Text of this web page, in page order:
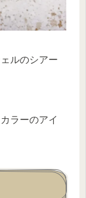
ルのシアー
ラーのアイ